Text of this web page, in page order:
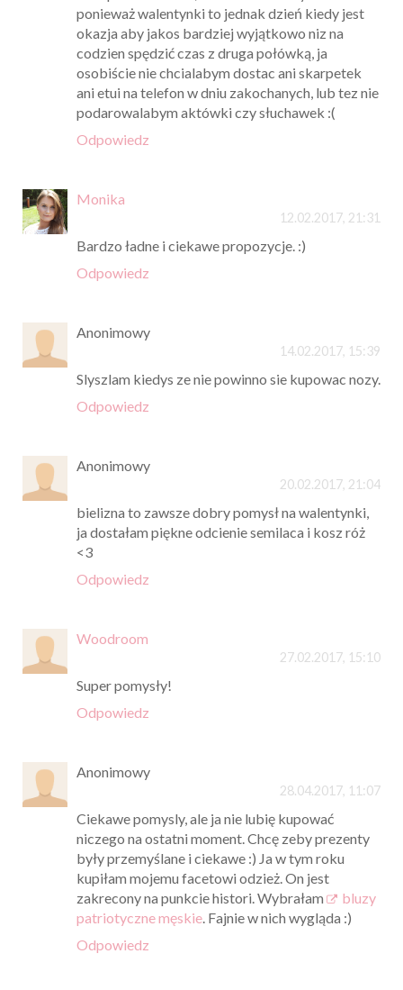
ponieważ walentynki to jednak dzień kiedy jest
okazja aby jakos bardziej wyjątkowo niz na
codzien spędzić czas z druga połówką, ja
osobiście nie chcialabym dostac ani skarpetek
ani etui na telefon w dniu zakochanych, lub tez nie
podarowalabym aktówki czy słuchawek :(
Odpowiedz
Monika
12.02.2017, 21:31
Bardzo ładne i ciekawe propozycje. :)
Odpowiedz
Anonimowy
14.02.2017, 15:39
Slyszlam kiedys ze nie powinno sie kupowac nozy.
Odpowiedz
Anonimowy
20.02.2017, 21:04
bielizna to zawsze dobry pomysł na walentynki,
ja dostałam piękne odcienie semilaca i kosz róż
<3
Odpowiedz
Woodroom
27.02.2017, 15:10
Super pomysły!
Odpowiedz
Anonimowy
28.04.2017, 11:07
Ciekawe pomysly, ale ja nie lubię kupować
niczego na ostatni moment. Chcę zeby prezenty
były przemyślane i ciekawe :) Ja w tym roku
kupiłam mojemu facetowi odzież. On jest
zakrecony na punkcie histori. Wybrałam
bluzy
patriotyczne męskie . Fajnie w nich wygląda :)
Odpowiedz